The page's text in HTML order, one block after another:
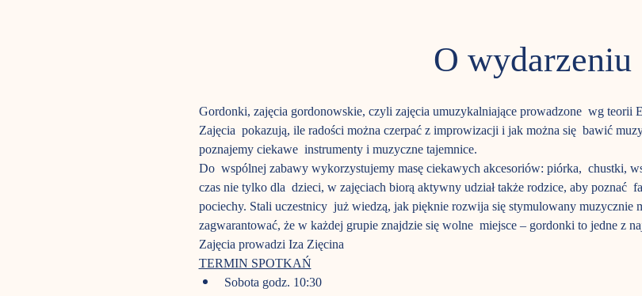
O wydarzeniu
Gordonki, zajęcia gordonowskie, czyli zajęcia umuzykalniające prowadzone  wg teorii
Zajęcia  pokazują, ile radości można czerpać z improwizacji i jak można się  bawić
poznajemy ciekawe  instrumenty i muzyczne tajemnice.
Do  wspólnej zabawy wykorzystujemy masę ciekawych akcesoriów: piórka,  chustki,
czas nie tylko dla  dzieci, w zajęciach biorą aktywny udział także rodzice, aby poznać
pociechy. Stali uczestnicy  już wiedzą, jak pięknie rozwija się stymulowany muzycznie
zagwarantować, że w każdej grupie znajdzie się wolne  miejsce – gordonki to jedne z
Zajęcia prowadzi Iza Zięcina
TERMIN SPOTKAŃ
Sobota godz. 10:30